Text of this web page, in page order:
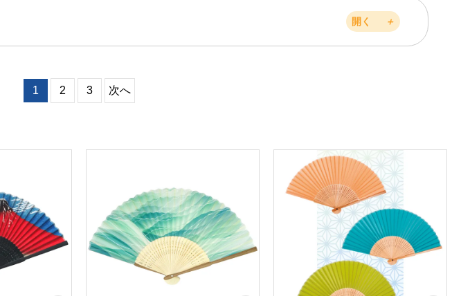
開く ＋
1 2 3 次へ